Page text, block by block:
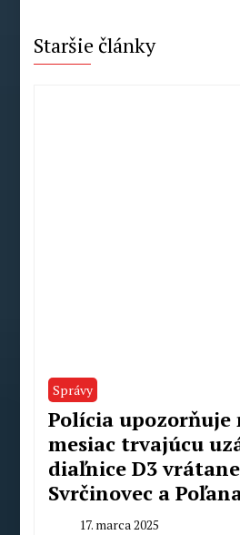
Staršie články
Správy
Polícia upozorňuje
mesiac trvajúcu
diaľnice D3
Svrčinovec a
17. marca 2025